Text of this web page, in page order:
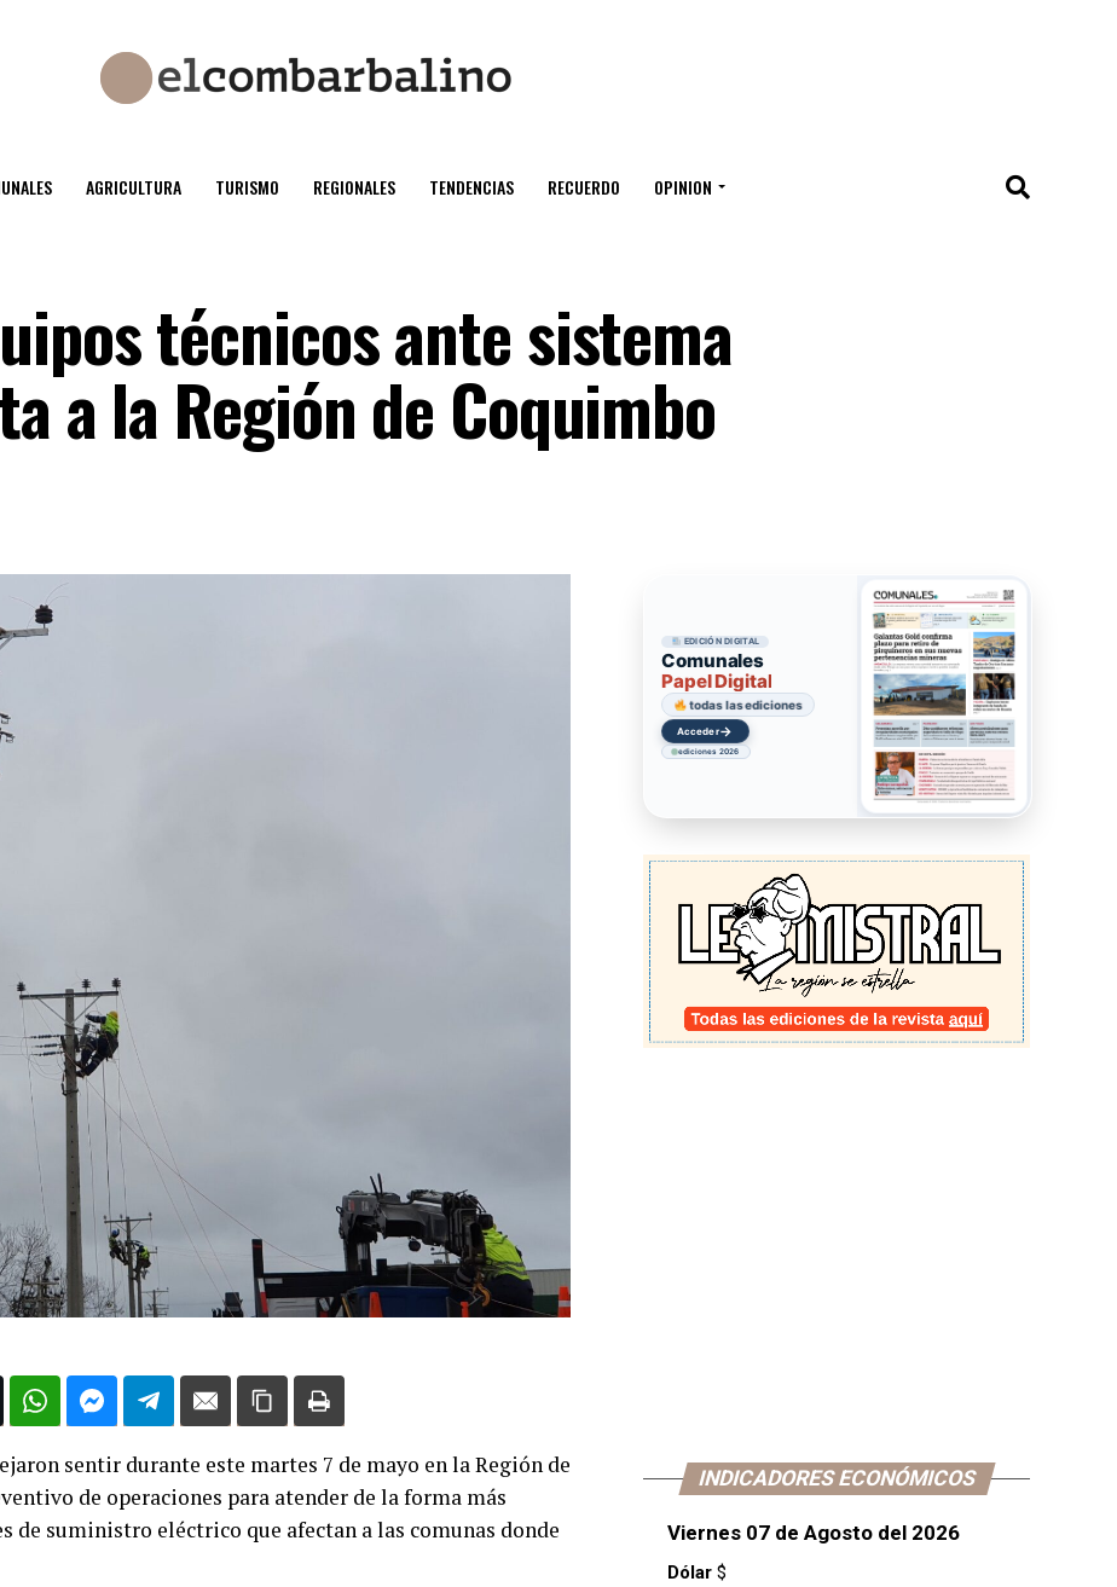
AGRICULTURA TURISMO REGIONALES TENDENCIAS RECUERDO OPINION
técnicos ante sistema
a la Región de Coquimbo
sentir durante este martes 7 de mayo en la Región de
de operaciones para atender de la forma más
de suministro eléctrico que afectan a las comunas donde
EDICIÓN DIGITAL
Comunales
Papel Digital
todas las ediciones
Acceder→
ediciones 2026
INDICADORES ECONÓMICOS
Viernes 07 de Agosto del 2026
Dólar $